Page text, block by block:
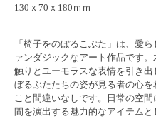
130ｘ70ｘ180ｍｍ
「椅子をのぼるこぶた」は、愛
ァンダジックなアート作品です
触りとユーモラスな表情を引き
ぼるぶたたちの姿が見る者の心
こと間違いなしです。日常の空
間を演出する魅力的なアイテムと